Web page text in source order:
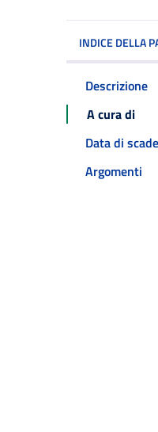
INDICE DELLA
Descrizione
A cura di
Data di
Argomenti